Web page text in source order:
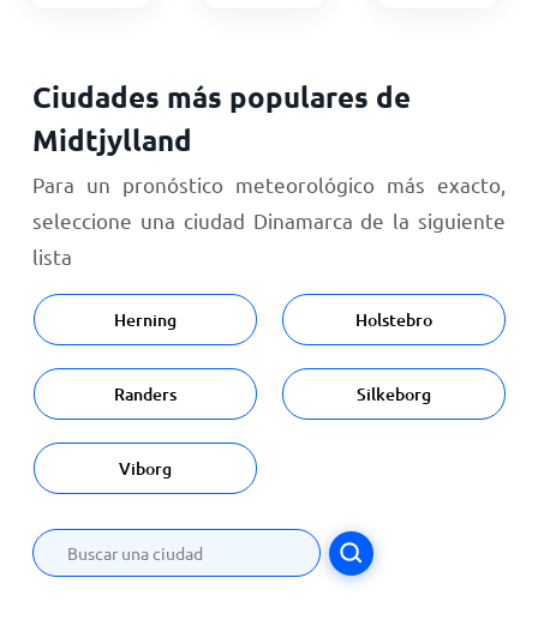
Ciudades más populares de
Midtjylland
Para un pronóstico meteorológico más exacto,
seleccione una ciudad Dinamarca de la siguiente
lista
Herning Holstebro
Randers Silkeborg
Viborg